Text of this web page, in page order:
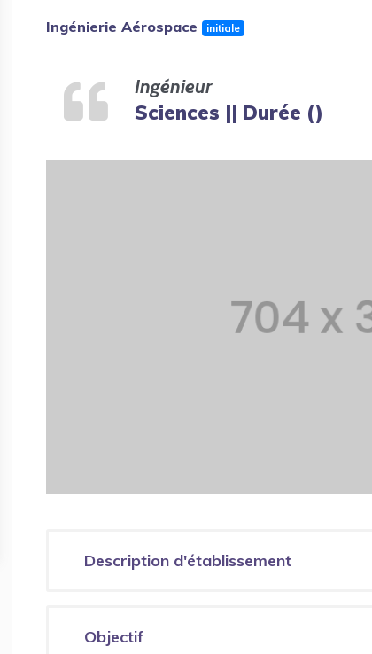
Ingénierie Aérospace initiale
Ingénieur
Sciences || Durée ()
Description d'établissement
Objectif